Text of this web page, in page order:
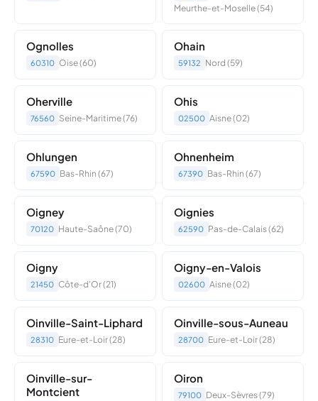
Meurthe-et-Moselle (54)
Ognolles
60310 Oise (60)
Ohain
59132 Nord (59)
Oherville
76560 Seine-Maritime (76)
Ohis
02500 Aisne (02)
Ohlungen
67590 Bas-Rhin (67)
Ohnenheim
67390 Bas-Rhin (67)
Oigney
70120 Haute-Saône (70)
Oignies
62590 Pas-de-Calais (62)
Oigny
21450 Côte-d'Or (21)
Oigny-en-Valois
02600 Aisne (02)
Oinville-Saint-Liphard
28310 Eure-et-Loir (28)
Oinville-sous-Auneau
28700 Eure-et-Loir (28)
Oinville-sur-
Montcient
Oiron
79100 Deux-Sèvres (79)